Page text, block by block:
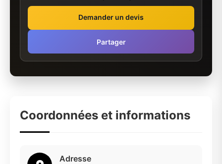
Demander un devis
Partager
Coordonnées et informations
Adresse